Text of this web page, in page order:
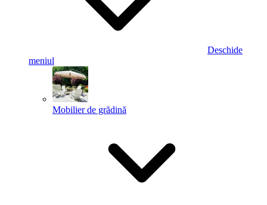
Deschide
meniul
Mobilier de grădină